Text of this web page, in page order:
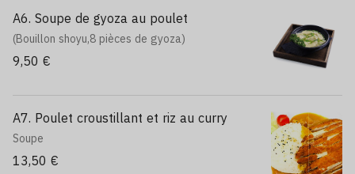
A6. Soupe de gyoza au poulet
(Bouillon shoyu,8 pièces de gyoza)
9,50 €
A7. Poulet croustillant et riz au curry
Soupe
13,50 €